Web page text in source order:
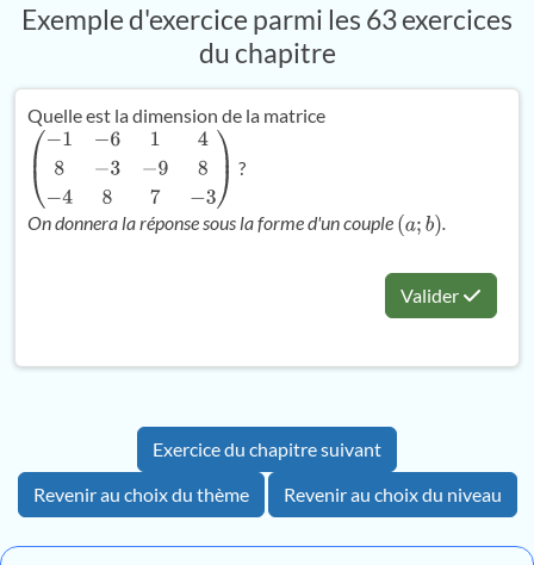
Exemple d'exercice parmi les 63 exercices
du chapitre
Quelle est la dimension de la matrice
− − 48−3 98− 7− 3) ?
On donnera la réponse sous la forme d'un couple (a;b ) .
Valider
Exercice du chapitre suivant
Revenir au choix du thème
Revenir au choix du niveau